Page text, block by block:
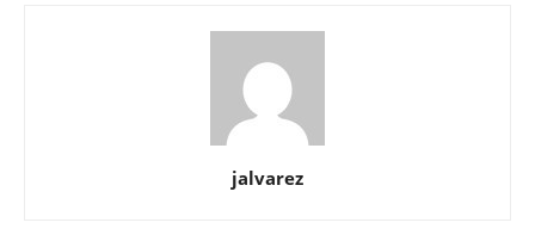
jalvarez